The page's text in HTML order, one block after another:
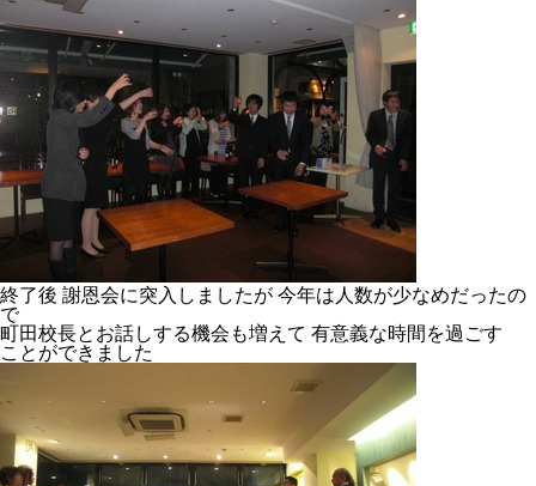
終了後 謝恩会に突入しましたが 今年は人数が少なめだったの
で
町田校長とお話しする機会も増えて 有意義な時間を過ごす
ことができました